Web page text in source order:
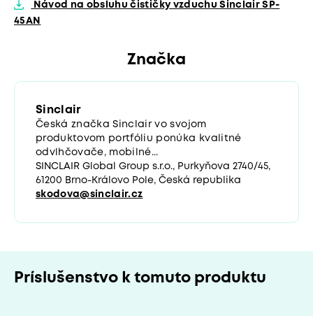
Návod na obsluhu čističky vzduchu Sinclair SP-
45AN
Značka
Sinclair
Česká značka Sinclair vo svojom
produktovom portfóliu ponúka kvalitné
odvlhčovače, mobilné...
SINCLAIR Global Group s.r.o., Purkyňova 2740/45,
61200 Brno-Královo Pole, Česká republika
skodova@sinclair.cz
Príslušenstvo k tomuto produktu